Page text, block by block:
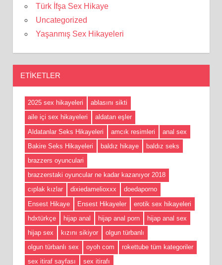
Türk İfşa Sex Hikaye
Uncategorized
Yaşanmış Sex Hikayeleri
ETIKETLER
2025 sex hikayeleri
ablasını sikti
aile içi sex hikayeleri
aldatan eşler
Aldatanlar Seks Hikayeleri
amcık resimleri
anal sex
Bakire Seks Hikayeleri
baldız hikaye
baldız seks
brazzers oyunculari
brazzerstaki oyuncular ne kadar kazanıyor 2018
cıplak kızlar
dixiedamelioxxx
doedaporno
Ensest Hikaye
Ensest Hikayeler
erotik sex hikayeleri
hdxtürkçe
hijap anal hijap anal porn
hijap anal sex
hijap sex
kızını sikiyor
olgun türbanlı
olgun türbanlı sex
oyoh com
rokettube tüm kategoriler
sex itiraf sayfası
sex itirafı